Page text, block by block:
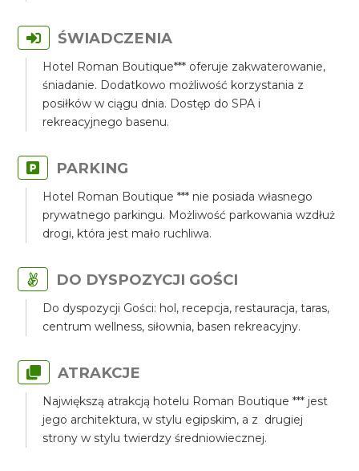
ŚWIADCZENIA
Hotel Roman Boutique*** oferuje zakwaterowanie,
śniadanie. Dodatkowo możliwość korzystania z
posiłków w ciągu dnia. Dostęp do SPA i
rekreacyjnego basenu.
PARKING
Hotel Roman Boutique *** nie posiada własnego
prywatnego parkingu. Możliwość parkowania wzdłuż
drogi, która jest mało ruchliwa.
DO DYSPOZYCJI GOŚCI
Do dyspozycji Gości: hol, recepcja, restauracja, taras,
centrum wellness, siłownia, basen rekreacyjny.
ATRAKCJE
Największą atrakcją hotelu Roman Boutique *** jest
jego architektura, w stylu egipskim, a z drugiej
strony w stylu twierdzy średniowiecznej.